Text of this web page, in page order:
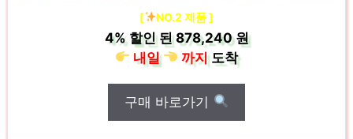
[ NO.2 제품 ]
4%할인 된878,240 원
내일
까지도착
구매 바로가기